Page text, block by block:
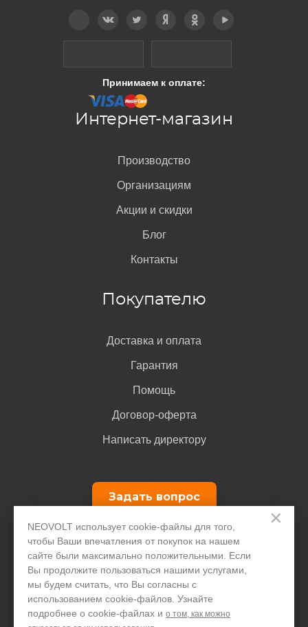
×
NEOVOLT использует cookie-файлы для того,
чтобы Ваши впечатления от покупок на нашем
сайте были максимально положительными. Если
Вы продолжите пользоваться нашими услугами,
мы будем считать, что Вы согласны с
использованием cookie-файлов. Узнайте
подробнее о cookie-файлах и о том, как можно
Принимаем к оплате:
Интернет-магазин
Производство
Организациям
Акции и скидки
Блог
Контакты
Покупателю
Доставка и оплата
Гарантия
Помощь
Договор-оферта
Написать директору
Задать вопрос
+7 495 646 1257
Только для юридических лиц
© ООО "ПДА ПАРТ" 2008- 2026neovolt.ru, ИНН: